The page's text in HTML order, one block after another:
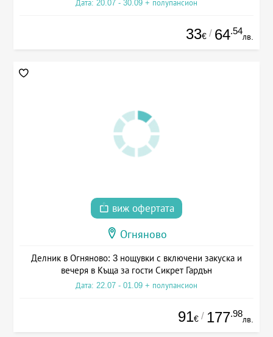
Дата: 20.07 - 30.09 + полупансион
33€ / 64.54
лв.
виж офертата
Огняново
Делник в Огняново: 3 нощувки с включени закуска и
вечеря в Къща за гости Сикрет Гардън
Дата: 22.07 - 01.09 + полупансион
91€ / 177.98
лв.